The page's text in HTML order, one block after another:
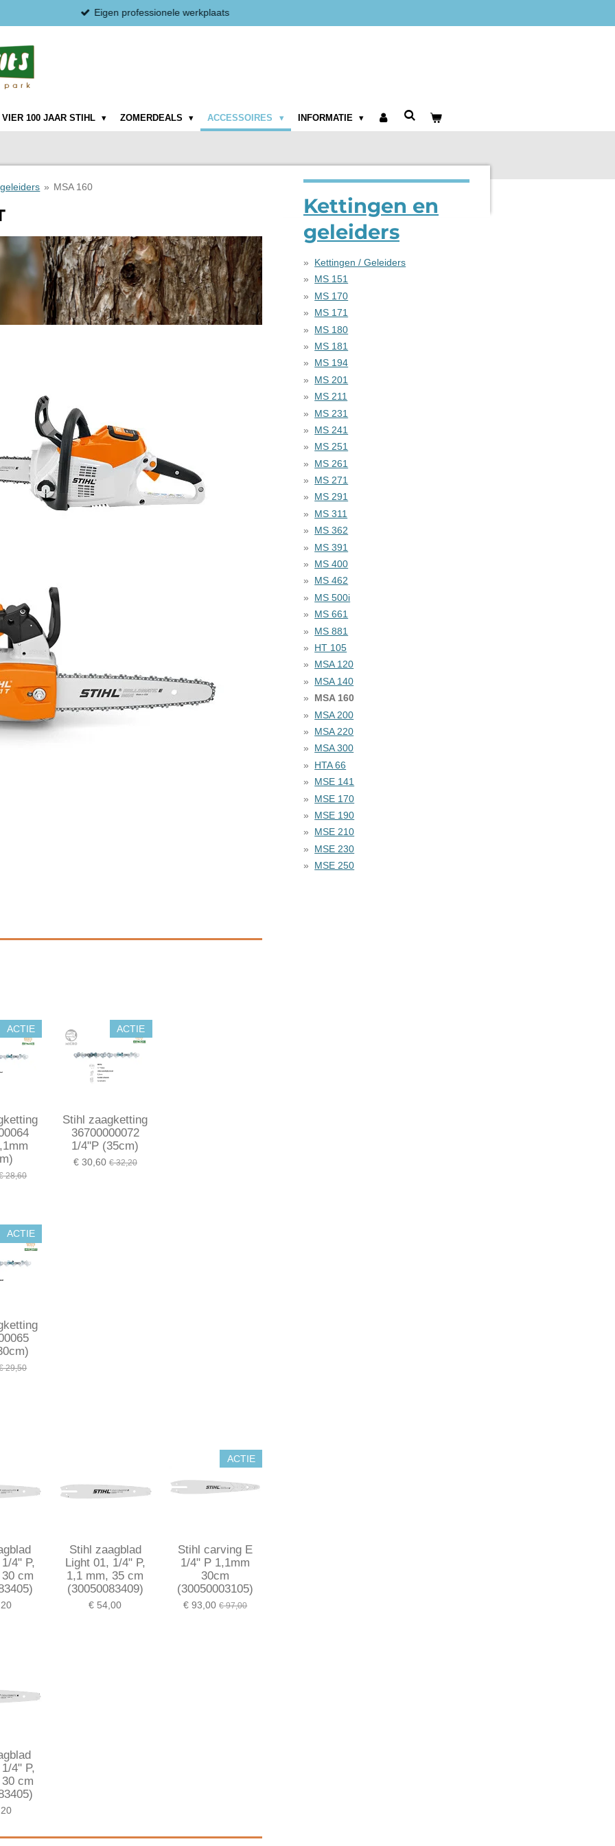
Eigen professionele werkplaats
VIER 100 JAAR STIHL ZOMERDEALS ACCESSOIRES INFORMATIE
» MSA 160
ACTIE
28,60
ACTIE
Stihl zaagketting
36700000072
1/4"P (35cm)
€ 30,60 € 32,20
ACTIE
29,50
4" P,
cm
Stihl zaagblad
Light 01, 1/4" P,
1,1 mm, 35 cm
(30050083409)
€ 54,00
ACTIE
Stihl carving E
1/4" P 1,1mm
30cm
(30050003105)
€ 93,00 € 97,00
4" P,
cm
Kettingen en
geleiders
Kettingen / Geleiders
MS 151
MS 170
MS 171
MS 180
MS 181
MS 194
MS 201
MS 211
MS 231
MS 241
MS 251
MS 261
MS 271
MS 291
MS 311
MS 362
MS 391
MS 400
MS 462
MS 500i
MS 661
MS 881
HT 105
MSA 120
MSA 140
MSA 160
MSA 200
MSA 220
MSA 300
HTA 66
MSE 141
MSE 170
MSE 190
MSE 210
MSE 230
MSE 250